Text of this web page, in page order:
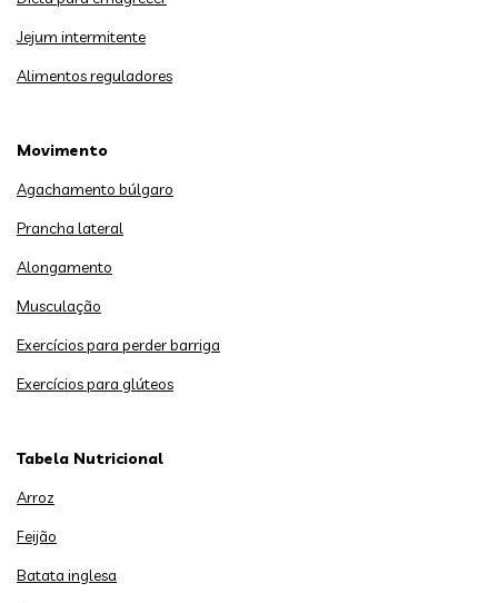
Jejum intermitente
Alimentos reguladores
Movimento
Agachamento búlgaro
Prancha lateral
Alongamento
Musculação
Exercícios para perder barriga
Exercícios para glúteos
Tabela Nutricional
Arroz
Feijão
Batata inglesa